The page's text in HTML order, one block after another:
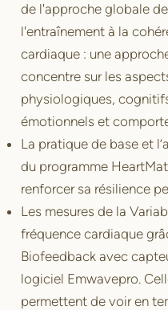
de l'approche globale de
l'entraînement à la
cardiaque : une
concentre sur les
physiologiques,
émotionnels et
La pratique de base et
du programme
renforcer sa résilience
Les mesures de la
fréquence cardiaque
Biofeedback avec
logiciel Emwavepro.
permettent de voir en